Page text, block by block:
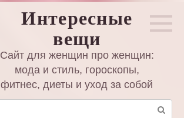
Интересные
вещи
Сайт для женщин про женщин:
мода и стиль, гороскопы,
фитнес, диеты и уход за собой